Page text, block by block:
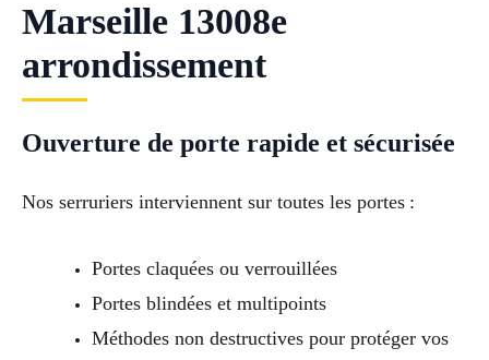
Marseille 13008e
arrondissement
Ouverture de porte rapide et sécurisée
Nos serruriers interviennent sur toutes les portes :
Portes claquées ou verrouillées
Portes blindées et multipoints
Méthodes non destructives pour protéger vos